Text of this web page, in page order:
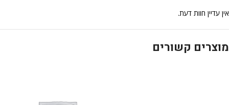
אין עדיין חוות דעת.
מוצרים קשורים